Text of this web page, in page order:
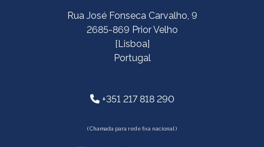
Rua José Fonseca Carvalho, 9
2685-869 Prior Velho
[Lisboa]
Portugal
+351 217 818 290
( Chamada para rede fixa nacional )